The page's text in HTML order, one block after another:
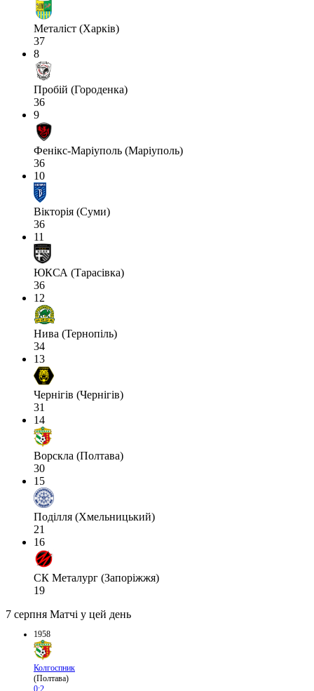
Металіст (Харків)
37
8
Пробій (Городенка)
36
9
Фенікс-Маріуполь (Маріуполь)
36
10
Вікторія (Суми)
36
11
ЮКСА (Тарасівка)
36
12
Нива (Тернопіль)
34
13
Чернігів (Чернігів)
31
14
Ворскла (Полтава)
30
15
Поділля (Хмельницький)
21
16
СК Металург (Запоріжжя)
19
7 серпня Матчі у цей день
1958
Колгоспник
(Полтава)